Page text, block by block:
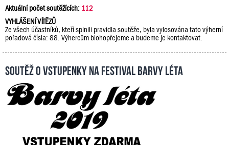
Aktuální počet soutěžících: 112
VYHLÁŠENÍ VÍTĚZŮ
Ze všech účastníků, kteří splnili pravidla soutěže, byla vylosována tato výherní
pořadová čísla: 88. Výhercům blohopřejeme a budeme je kontaktovat.
Soutěž o vstupenky na festival Barvy léta